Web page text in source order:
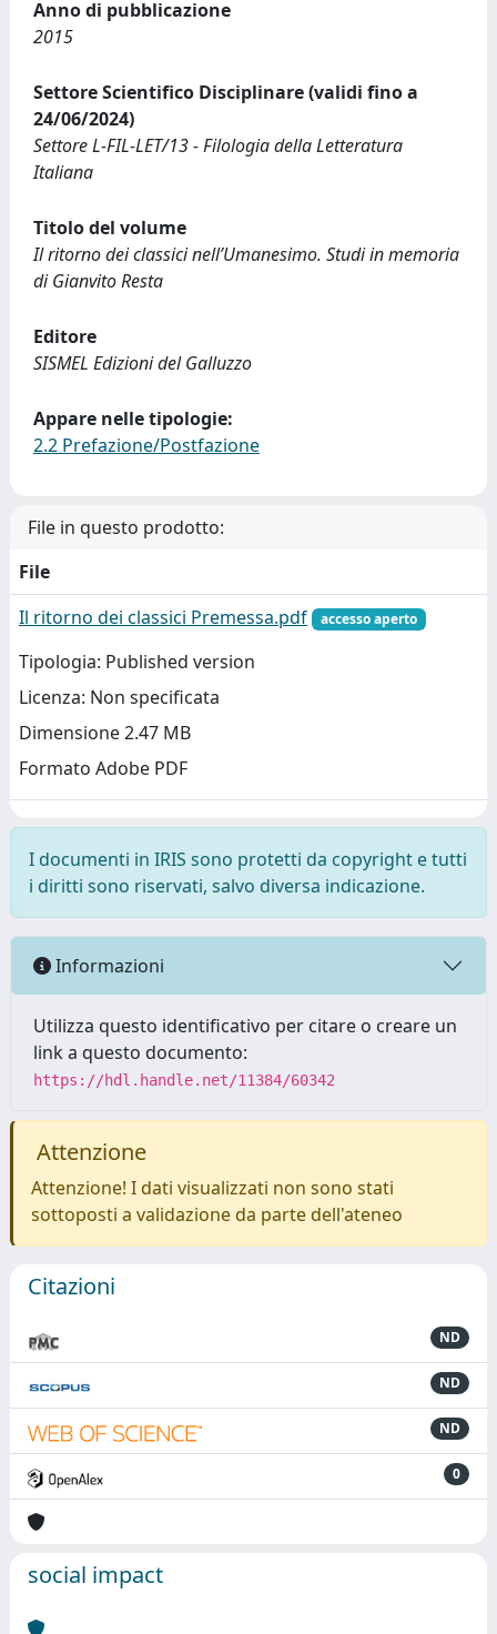
Anno di pubblicazione
2015
Settore Scientifico Disciplinare (validi fino a
24/06/2024)
Settore L-FIL-LET/13 - Filologia della Letteratura
Italiana
Titolo del volume
Il ritorno dei classici nell’Umanesimo. Studi in memoria
di Gianvito Resta
Editore
SISMEL Edizioni del Galluzzo
Appare nelle tipologie:
2.2 Prefazione/Postfazione
File in questo prodotto:
File
Il ritorno dei classici Premessa.pdf
accesso aperto
Tipologia: Published version
Licenza: Non specificata
Dimensione 2.47 MB
Formato Adobe PDF
I documenti in IRIS sono protetti da copyright e tutti
i diritti sono riservati, salvo diversa indicazione.
Informazioni
Utilizza questo identificativo per citare o creare un
link a questo documento:
https://hdl.handle.net/11384/60342
Attenzione
Attenzione! I dati visualizzati non sono stati
sottoposti a validazione da parte dell'ateneo
Citazioni
ND
ND
ND
0
social impact